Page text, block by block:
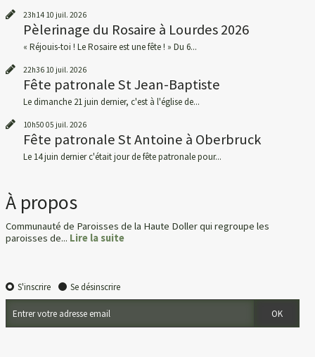
23h14 10 juil. 2026
Pèlerinage du Rosaire à Lourdes 2026
« Réjouis-toi ! Le Rosaire est une fête ! » Du 6...
22h36 10 juil. 2026
Fête patronale St Jean-Baptiste
Le dimanche 21 juin dernier, c'est à l'église de...
10h50 05 juil. 2026
Fête patronale St Antoine à Oberbruck
Le 14 juin dernier c'était jour de fête patronale pour...
À propos
Communauté de Paroisses de la Haute Doller qui regroupe les
paroisses de... Lire la suite
S'inscrire Se désinscrire